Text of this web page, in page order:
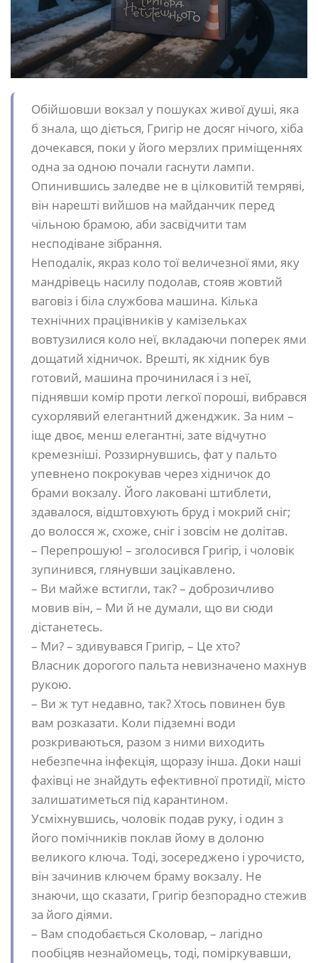
Обійшовши вокзал у пошуках живої душі, яка
б знала, що діється, Григір не досяг нічого, хіба
дочекався, поки у його мерзлих приміщеннях
одна за одною почали гаснути лампи.
Опинившись заледве не в цілковитій темряві,
він нарешті вийшов на майданчик перед
чільною брамою, аби засвідчити там
несподіване зібрання.
Неподалік, якраз коло тої величезної ями, яку
мандрівець насилу подолав, стояв жовтий
ваговіз і біла службова машина. Кілька
технічних працівників у камізельках
вовтузилися коло неї, вкладаючи поперек ями
дощатий хідничок. Врешті, як хідник був
готовий, машина прочинилася і з неї,
піднявши комір проти легкої пороші, вибрався
сухорлявий елегантний дженджик. За ним –
іще двоє, менш елегантні, зате відчутно
кремезніші. Роззирнувшись, фат у пальто
упевнено покрокував через хідничок до
брами вокзалу. Його лаковані штиблети,
здавалося, відштовхують бруд і мокрий сніг;
до волосся ж, схоже, сніг і зовсім не долітав.
– Перепрошую! – зголосився Григір, і чоловік
зупинився, глянувши зацікавлено.
– Ви майже встигли, так? – доброзичливо
мовив він, – Ми й не думали, що ви сюди
дістанетесь.
– Ми? – здивувався Григір, – Це хто?
Власник дорогого пальта невизначено махнув
рукою.
– Ви ж тут недавно, так? Хтось повинен був
вам розказати. Коли підземні води
розкриваються, разом з ними виходить
небезпечна інфекція, щоразу інша. Доки наші
фахівці не знайдуть ефективної протидії, місто
залишатиметься під карантином.
Усміхнувшись, чоловік подав руку, і один з
його помічників поклав йому в долоню
великого ключа. Тоді, зосереджено і урочисто,
він зачинив ключем браму вокзалу. Не
знаючи, що сказати, Григір безпорадно стежив
за його діями.
– Вам сподобається Сколовар, – лагідно
пообіцяв незнайомець, тоді, поміркувавши,